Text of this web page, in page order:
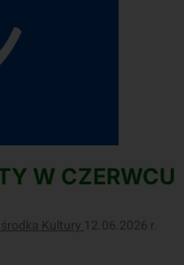
W CZERWCU
Kultury12.06.2026 r.